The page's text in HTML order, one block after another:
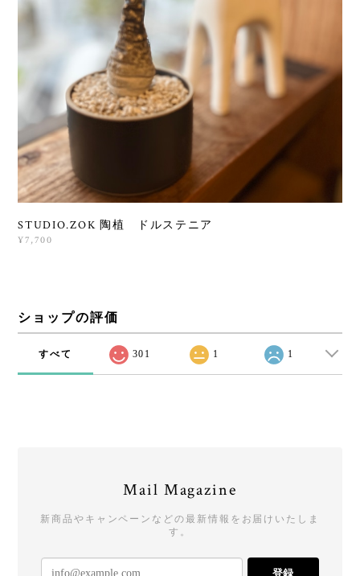
STUDIO.ZOK 陶植 ドルステニア
¥7,700
ショップの評価
すべて 301 1 1
Mail Magazine
新商品やキャンペーンなどの最新情報をお届けいたしま
す。
登録